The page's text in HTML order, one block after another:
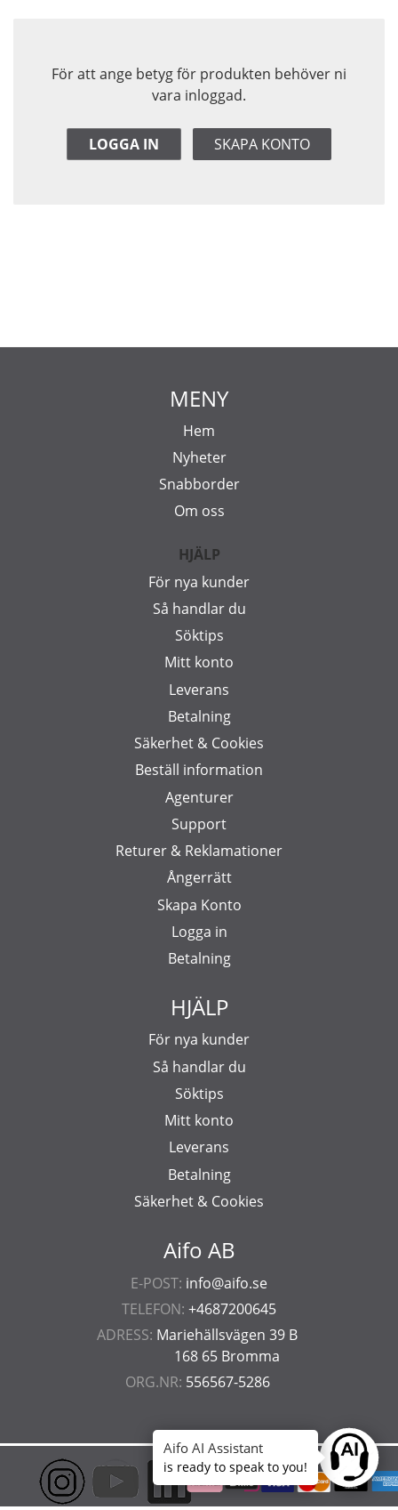
För att ange betyg för produkten behöver ni
vara inloggad.
LOGGA IN SKAPA KONTO
Aifo AB
E-POST: info@aifo.se
TELEFON: +4687200645
ADRESS: Mariehällsvägen 39 B
168 65 Bromma
ORG.NR: 556567-5286
MENY
Hem
Nyheter
Snabborder
Om oss
HJÄLP
För nya kunder
Så handlar du
Söktips
Mitt konto
Leverans
Betalning
Säkerhet & Cookies
Beställ information
Agenturer
Support
Returer & Reklamationer
Ångerrätt
Skapa Konto
Logga in
Betalning
HJÄLP
För nya kunder
Så handlar du
Söktips
Mitt konto
Leverans
Betalning
Säkerhet & Cookies
Ask
Aifo AI Assistant
is ready to speak to you!